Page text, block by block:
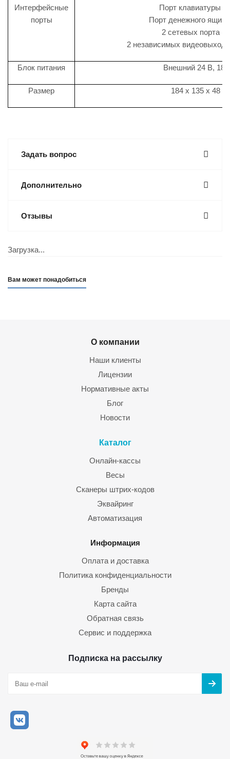
Интерфейсные
порты
Порт клавиатуры
Порт денежного
2 сетевых порта
2 независимых
Блок питания Внешний 24 В,
Размер 184 х 135 х 48
Задать вопрос
Дополнительно
Отзывы
Загрузка...
Вам может понадобиться
О компании
Наши клиенты
Лицензии
Нормативные акты
Блог
Новости
Каталог
Онлайн-кассы
Весы
Сканеры штрих-кодов
Эквайринг
Автоматизация
Информация
Оплата и доставка
Политика конфиденциальности
Бренды
Карта сайта
Обратная связь
Сервис и поддержка
Подписка на рассылку